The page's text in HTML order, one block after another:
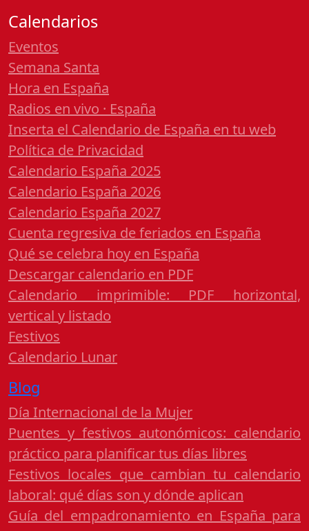
Calendarios
Eventos
Semana Santa
Hora en España
Radios en vivo · España
Inserta el Calendario de España en tu web
Política de Privacidad
Calendario España 2025
Calendario España 2026
Calendario España 2027
Cuenta regresiva de feriados en España
Qué se celebra hoy en España
Descargar calendario en PDF
Calendario imprimible: PDF horizontal,
vertical y listado
Festivos
Calendario Lunar
Blog
Día Internacional de la Mujer
Puentes y festivos autonómicos: calendario
práctico para planificar tus días libres
Festivos locales que cambian tu calendario
laboral: qué días son y dónde aplican
Guía del empadronamiento en España para